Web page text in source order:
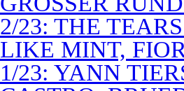
2/23: THE
LIKE MINT,
1/23: YANN